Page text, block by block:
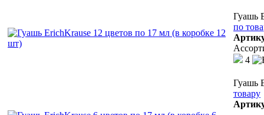
Гуашь
по
4
Гуашь
товару